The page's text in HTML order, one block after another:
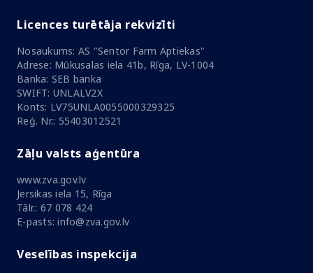
Licences turētāja rekvizīti
Nosaukums: AS "Sentor Farm Aptiekas"
Adrese: Mūkusalas iela 41b, Rīga, LV-1004
Banka: SEB banka
SWIFT: UNLALV2X
Konts: LV75UNLA0055000329325
Reģ. Nr.: 55403012521
Zāļu valsts aģentūra
www.zva.gov.lv
Jersikas iela 15, Rīga
Tālr.: 67 078 424
E-pasts: info@zva.gov.lv
Veselības inspekcija